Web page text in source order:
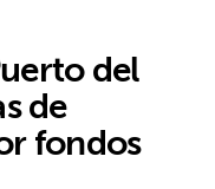
del
de
fondos